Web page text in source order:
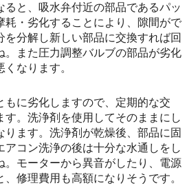
ると、吸水弁付近の部品であるパッ
耗・劣化することにより、隙間がで
を分解し新しい部品に交換すれば回
。また圧力調整バルブの部品が劣化
なります。
もに劣化しますので、定期的な交
す。洗浄剤を使用してそのままにし
ります。洗浄剤が乾燥後、部品に固
アコン洗浄の後は十分な水通しをし
。モーターから異音がしたり、電源
修理費用も高額になりそうです。